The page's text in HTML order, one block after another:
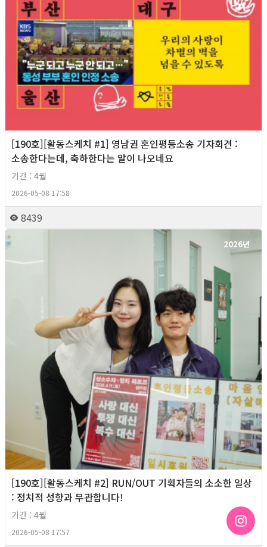
[190호][활동스케치 #1] 영남권 혼인평등소송 기자회견​ :
소송한다는데, 축하한다는 말이 나오네요
기간 : 4월
2026-05-08 17:58
8439
2026년
[190호][활동스케치 #2] RUN/OUT 기획자들의 소소한 일상
: 정치적 성향과 무관합니다!
기간 : 4월
2026-05-08 17:57